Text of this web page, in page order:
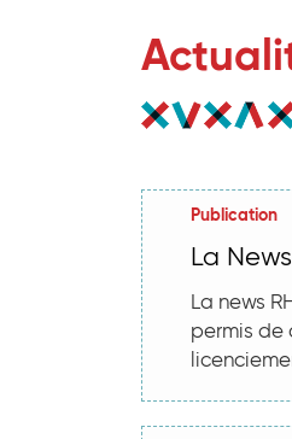
Publication
La
La news
permis de